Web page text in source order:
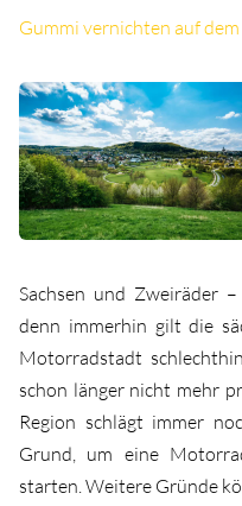
Gummi vernichten auf
Sachsen und Zweiräder
denn immerhin gilt die
Motorradstadt
schon länger nicht mehr
Region schlägt immer
Grund, um eine
starten. Weitere Gründe